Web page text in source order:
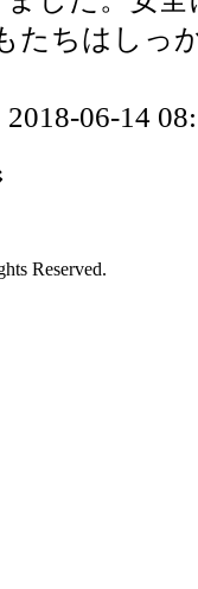
たちはしっ
2018-06-14
Reserved.